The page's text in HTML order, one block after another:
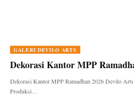
GALERI DEVILO ARTS
Dekorasi Kantor MPP
Dekorasi Kantor MPP Ramadhan 2026 Devilo Arts
Produksi…